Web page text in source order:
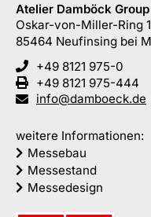
Atelier Damböck Group
Oskar-von-Miller-Ring 1
85464 Neufinsing bei
+49 8121 975-0
+49 8121 975-444
info@damboeck.de
weitere Informationen:
Messebau
Messestand
Messedesign